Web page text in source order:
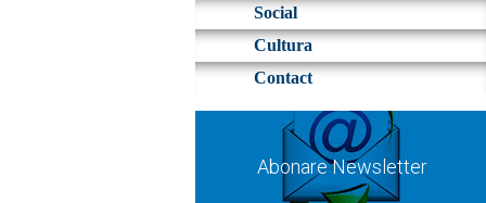
Social
Cultura
Contact
Abonare Newsletter